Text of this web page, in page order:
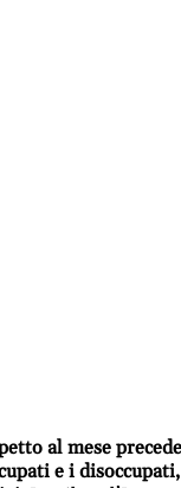
al mese
e i